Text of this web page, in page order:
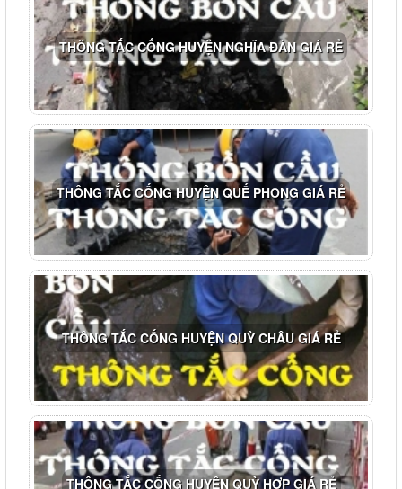
THÔNG TẮC CỐNG HUYỆN NGHĨA ĐÀN GIÁ RẺ
THÔNG TẮC CỐNG HUYỆN QUẾ PHONG GIÁ RẺ
THÔNG TẮC CỐNG HUYỆN QUỲ CHÂU GIÁ RẺ
THÔNG TẮC CỐNG HUYỆN QUỲ HỢP GIÁ RẺ